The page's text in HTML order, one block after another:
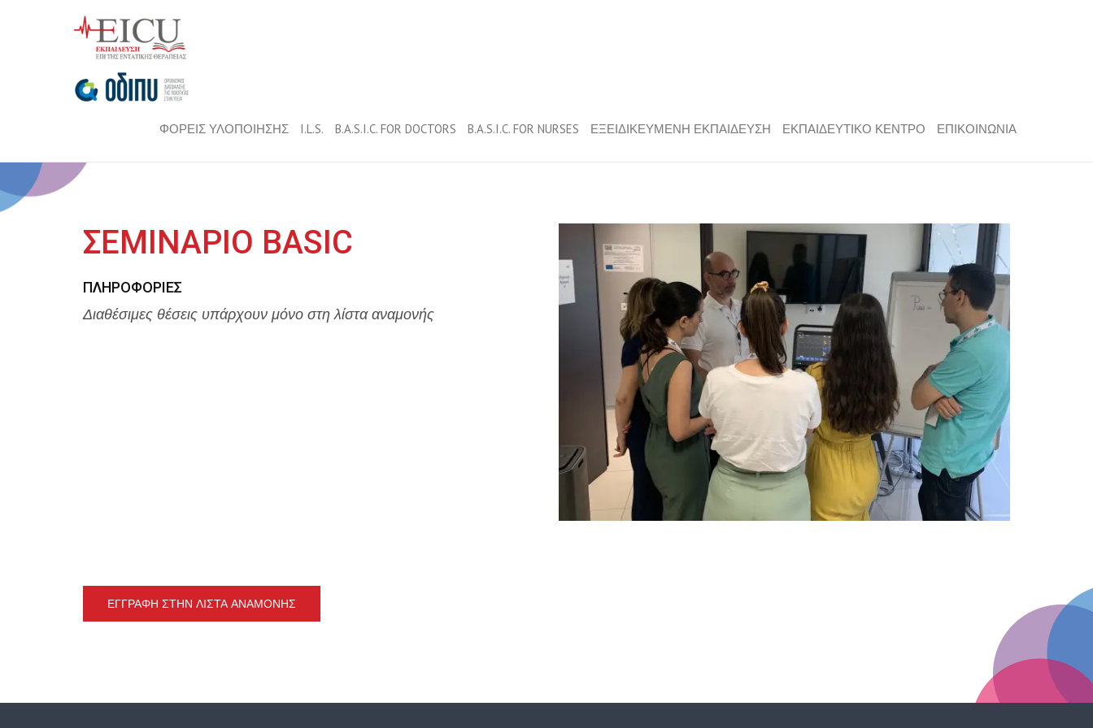
ΦΟΡΕΙΣ ΥΛΟΠΟΙΗΣΗΣ I.L.S. B.A.S.I.C. FOR DOCTORS B.A.S.I.C. FOR NURSES ΕΞΕΙΔΙΚΕΥΜΕΝΗ ΕΚΠΑΙΔΕΥΣΗ ΕΚΠΑΙΔΕΥΤΙΚΟ ΚΕΝΤΡΟ ΕΠΙΚΟΙΝΩΝΙΑ
ΣΕΜΙΝΑΡΙΟ BASIC
ΠΛΗΡΟΦΟΡΊΕΣ
Διαθέσιμες θέσεις υπάρχουν μόνο στη λίστα αναμονής
ΕΓΓΡΑΦΉ ΣΤΗΝ ΛΊΣΤΑ ΑΝΑΜΟΝΉΣ